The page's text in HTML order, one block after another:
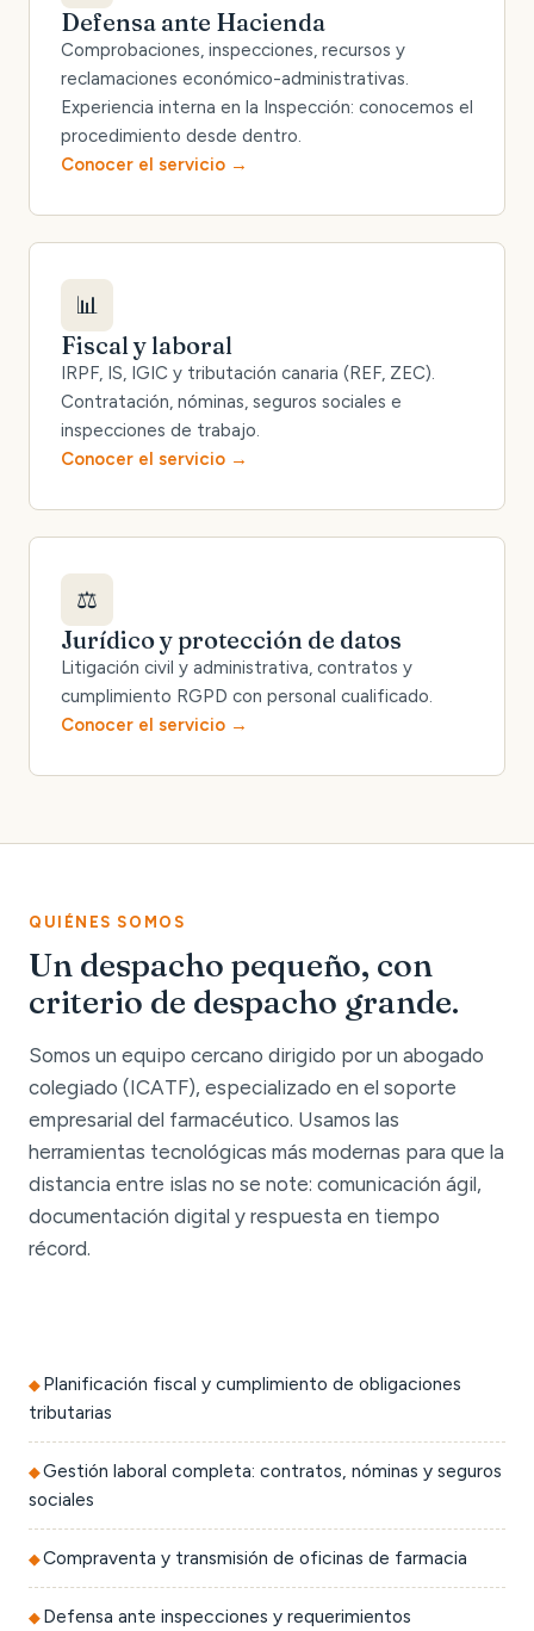
Defensa ante Hacienda
Comprobaciones, inspecciones, recursos y
reclamaciones económico-administrativas.
Experiencia interna en la Inspección: conocemos el
procedimiento desde dentro.
Conocer el servicio
📊
Fiscal y laboral
IRPF, IS, IGIC y tributación canaria (REF, ZEC).
Contratación, nóminas, seguros sociales e
inspecciones de trabajo.
Conocer el servicio
⚖️
Jurídico y protección de datos
Litigación civil y administrativa, contratos y
cumplimiento RGPD con personal cualificado.
Conocer el servicio
QUIÉNES SOMOS
Un despacho pequeño, con
criterio de despacho grande.
Somos un equipo cercano dirigido por un abogado
colegiado (ICATF), especializado en el soporte
empresarial del farmacéutico. Usamos las
herramientas tecnológicas más modernas para que la
distancia entre islas no se note: comunicación ágil,
documentación digital y respuesta en tiempo
récord.
Planificación fiscal y cumplimiento de obligaciones
tributarias
Gestión laboral completa: contratos, nóminas y seguros
sociales
Compraventa y transmisión de oficinas de farmacia
Defensa ante inspecciones y requerimientos